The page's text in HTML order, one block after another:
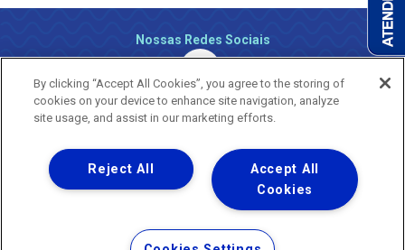
Nossas Redes Sociais
Uma empresa
Copyright ® 2026 - Todos os Direitos Reservados.
Nossa natureza movimenta a vida
Termos Gerais de Uso de Sites e Aplicativos
By clicking “Accept All Cookies”, you agree to the storing of
cookies on your device to enhance site navigation, analyze
site usage, and assist in our marketing efforts.
Accept All
Cookies
Reject All